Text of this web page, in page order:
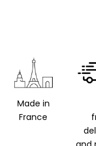
Made in
France